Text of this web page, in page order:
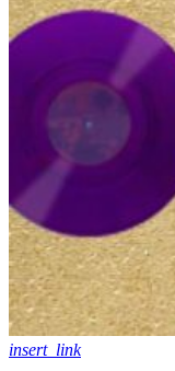
insert_link